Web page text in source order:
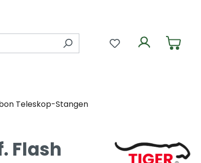
Du hast 0
Teleskop-Stangen
Flash